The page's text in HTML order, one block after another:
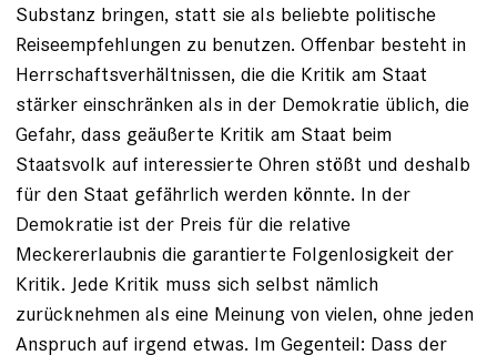
Substanz bringen, statt sie als beliebte politische
Reiseempfehlungen zu benutzen. Offenbar besteht in
Herrschaftsverhältnissen, die die Kritik am Staat
stärker einschränken als in der Demokratie üblich, die
Gefahr, dass geäußerte Kritik am Staat beim
Staatsvolk auf interessierte Ohren stößt und deshalb
für den Staat gefährlich werden könnte. In der
Demokratie ist der Preis für die relative
Meckererlaubnis die garantierte Folgenlosigkeit der
Kritik. Jede Kritik muss sich selbst nämlich
zurücknehmen als eine Meinung von vielen, ohne jeden
Anspruch auf irgend etwas. Im Gegenteil: Dass der